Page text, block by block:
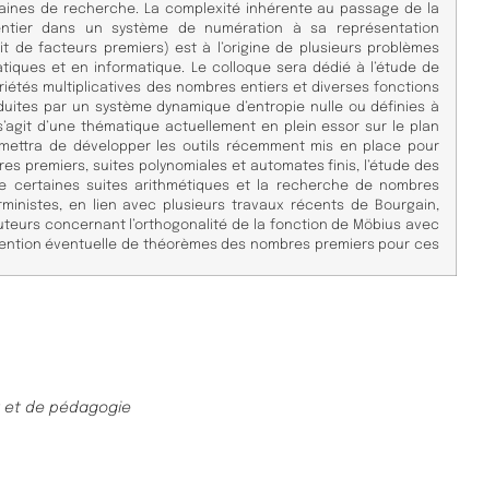
de recherche. La complexité inhérente au passage de la
dans un système de numération à sa représentation
de facteurs premiers) est à l’origine de plusieurs problèmes
et en informatique. Le colloque sera dédié à l’étude de
multiplicatives des nombres entiers et diverses fonctions
par un système dynamique d’entropie nulle ou définies à
d’une thématique actuellement en plein essor sur le plan
de développer les outils récemment mis en place pour
premiers, suites polynomiales et automates finis, l’étude des
certaines suites arithmétiques et la recherche de nombres
en lien avec plusieurs travaux récents de Bourgain,
concernant l’orthogonalité de la fonction de Möbius avec
éventuelle de théorèmes des nombres premiers pour ces
et de pédagogie